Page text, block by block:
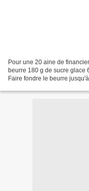
Pour une 20 aine de
beurre 180 g de sucre glace
Faire fondre le beurre